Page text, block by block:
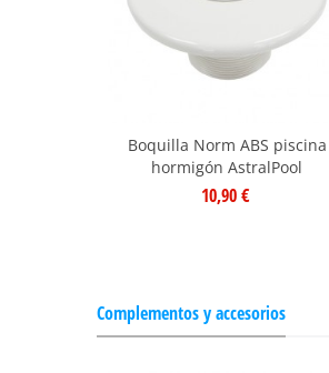
Boquilla Norm ABS piscina
hormigón AstralPool
10,90 €
Complementos y accesorios